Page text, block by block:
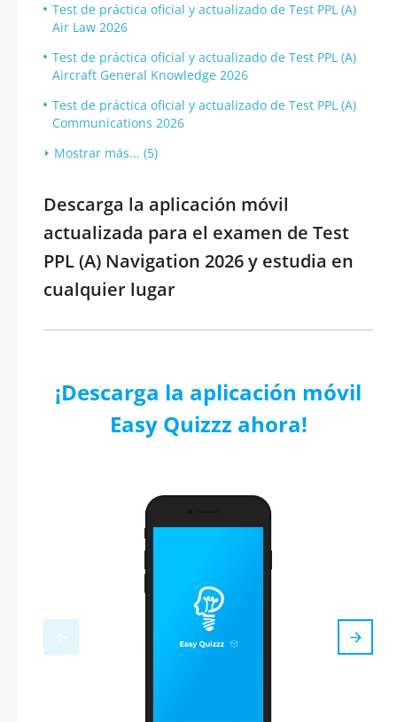
Test de práctica oficial y actualizado de Test PPL (A)
Air Law 2026
Test de práctica oficial y actualizado de Test PPL (A)
Aircraft General Knowledge 2026
Test de práctica oficial y actualizado de Test PPL (A)
Communications 2026
Mostrar más... (5)
Descarga la aplicación móvil
actualizada para el examen de Test
PPL (A) Navigation 2026 y estudia en
cualquier lugar
¡Descarga la aplicación móvil
Easy Quizzz ahora!